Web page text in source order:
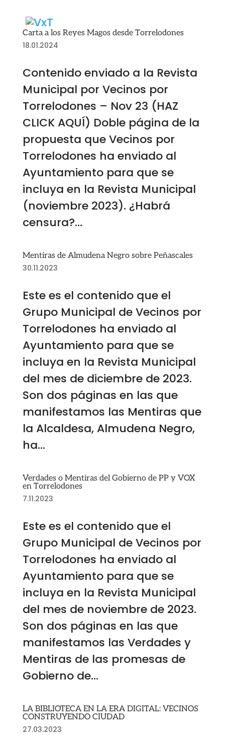
Carta a los Reyes Magos desde Torrelodones
18.01.2024
Contenido enviado a la Revista
Municipal por Vecinos por
Torrelodones – Nov 23 (HAZ
CLICK AQUÍ) Doble página de la
propuesta que Vecinos por
Torrelodones ha enviado al
Ayuntamiento para que se
incluya en la Revista Municipal
(noviembre 2023). ¿Habrá
censura?...
Mentiras de Almudena Negro sobre Peñascales
30.11.2023
Este es el contenido que el
Grupo Municipal de Vecinos por
Torrelodones ha enviado al
Ayuntamiento para que se
incluya en la Revista Municipal
del mes de diciembre de 2023.
Son dos páginas en las que
manifestamos las Mentiras que
la Alcaldesa, Almudena Negro,
ha...
Verdades o Mentiras del Gobierno de PP y VOX
en Torrelodones
7.11.2023
Este es el contenido que el
Grupo Municipal de Vecinos por
Torrelodones ha enviado al
Ayuntamiento para que se
incluya en la Revista Municipal
del mes de noviembre de 2023.
Son dos páginas en las que
manifestamos las Verdades y
Mentiras de las promesas de
Gobierno de...
LA BIBLIOTECA EN LA ERA DIGITAL: VECINOS
CONSTRUYENDO CIUDAD
27.03.2023